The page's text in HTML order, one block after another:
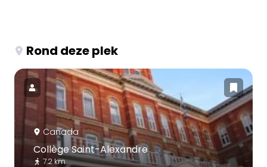
Rond deze plek
Canada
Collège Saint-Alexandre
7.2 km